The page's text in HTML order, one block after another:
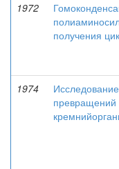
1972
получения
1974